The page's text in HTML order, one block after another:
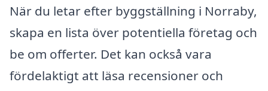
När du letar efter byggställning i Norraby,
skapa en lista över potentiella företag och
be om offerter. Det kan också vara
fördelaktigt att läsa recensioner och